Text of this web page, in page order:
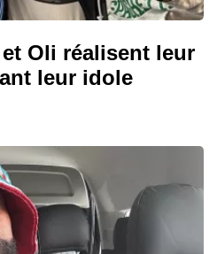
Oli réalisent leur
leur idole